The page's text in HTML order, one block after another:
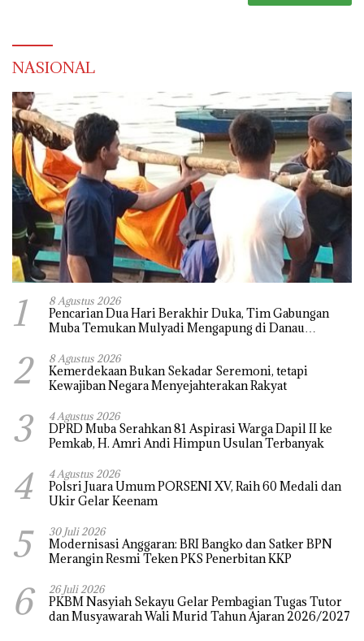
NASIONAL
1 8 Agustus 2026
Pencarian Dua Hari Berakhir Duka, Tim Gabungan
Muba Temukan Mulyadi Mengapung di Danau
2 8 Agustus 2026
Kemerdekaan Bukan Sekadar Seremoni, tetapi
Kewajiban Negara Menyejahterakan Rakyat
3 4 Agustus 2026
DPRD Muba Serahkan 81 Aspirasi Warga Dapil II ke
Pemkab, H. Amri Andi Himpun Usulan Terbanyak
4 4 Agustus 2026
Polsri Juara Umum PORSENI XV, Raih 60 Medali dan
Ukir Gelar Keenam
5 30 Juli 2026
Modernisasi Anggaran: BRI Bangko dan Satker BPN
Merangin Resmi Teken PKS Penerbitan KKP
6 26 Juli 2026
PKBM Nasyiah Sekayu Gelar Pembagian Tugas Tutor
dan Musyawarah Wali Murid Tahun Ajaran 2026/2027